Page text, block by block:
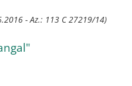
- Az.: 113 C 27219/14)